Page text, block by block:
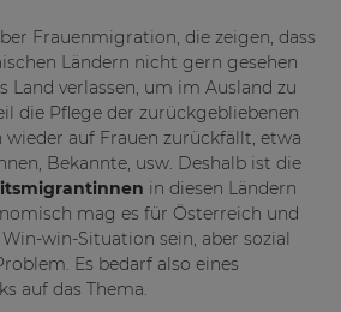
Frauenmigration, die zeigen, dass
Ländern nicht gern gesehen
Land verlassen, um im Ausland zu
die Pflege der zurückgebliebenen
auf Frauen zurückfällt, etwa
Bekannte, usw. Deshalb ist die
in diesen Ländern
mag es für Österreich und
win-Situation sein, aber sozial
Es bedarf also eines
auf das Thema.